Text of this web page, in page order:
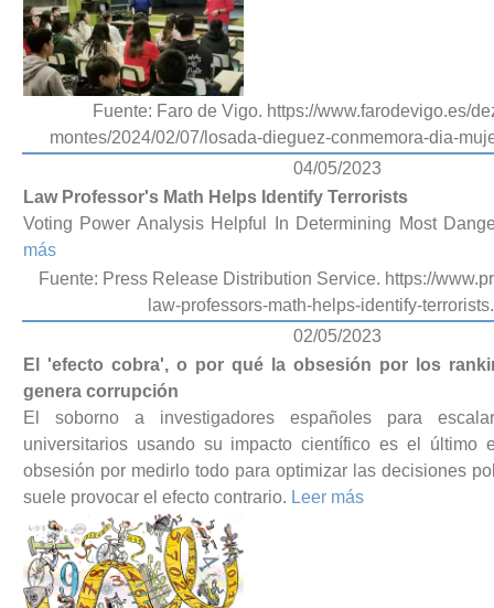
Fuente: Faro de Vigo. https://www.farodevigo.es/
montes/2024/02/07/losada-dieguez-conmemora-dia-
04/05/2023
Law Professor's Math Helps Identify Terrorists
Voting Power Analysis Helpful In Determining Most
más
Fuente: Press Release Distribution Service. https://
law-professors-math-helps-identify-
02/05/2023
El 'efecto cobra', o por qué la obsesión por los
genera corrupción
El soborno a investigadores españoles para
universitarios usando su impacto científico es el último
obsesión por medirlo todo para optimizar las decisiones
suele provocar el efecto contrario. Leer más